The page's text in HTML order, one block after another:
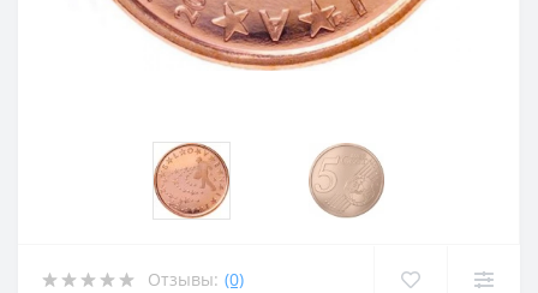
Отзывы: (0)